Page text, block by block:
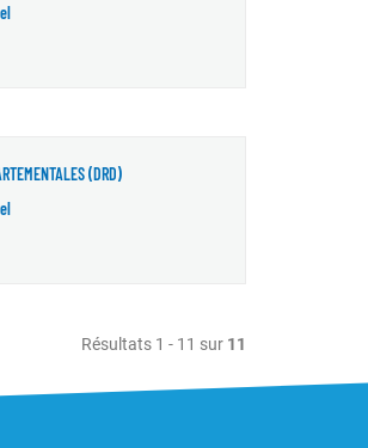
(DRD)
Résultats 1 - 11 sur 11